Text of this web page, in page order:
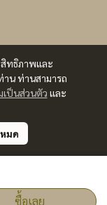
ซื้อเลย
สิทธิภาพและ
าน ท่านสามารถ
เป็นส่วนตัว และ
มด